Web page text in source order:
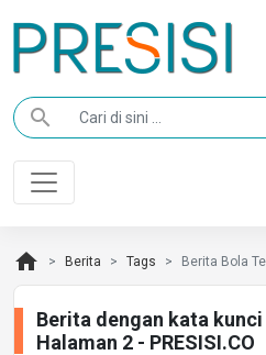
search
home Berita Tags Berita Bola
Berita dengan kata
Halaman 2 - PRESISI.CO